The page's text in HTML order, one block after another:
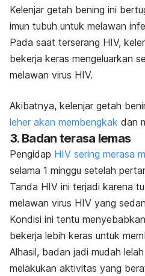
Kelenjar getah bening ini
imun tubuh untuk melawan
Pada saat terserang HIV,
bekerja keras mengeluarkan
melawan virus HIV.
Akibatnya, kelenjar getah
leher akan membengkak dan
3. Badan terasa lemas
Pengidap HIV sering merasa
selama 1 minggu setelah
Tanda HIV ini terjadi karena
melawan virus HIV yang
Kondisi ini tentu
bekerja lebih keras untuk
Alhasil, badan jadi mudah
melakukan aktivitas yang